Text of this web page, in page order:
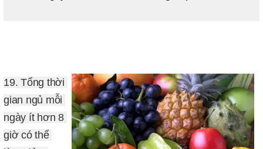
19. Tổng thời
gian ngủ mỗi
ngày ít hơn 8
giờ có thể